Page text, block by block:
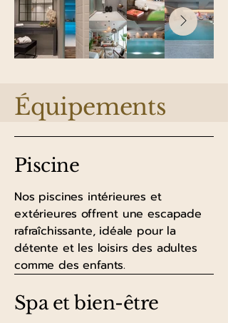
Équipements
Piscine
Nos piscines intérieures et
extérieures offrent une escapade
rafraîchissante, idéale pour la
détente et les loisirs des adultes
comme des enfants.
Spa et bien-être